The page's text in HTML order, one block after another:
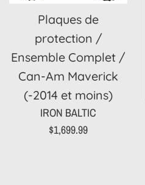
Plaques de
protection /
Ensemble Complet /
Can-Am Maverick
(-2014 et moins)
IRON BALTIC
Prix
$1,699.99